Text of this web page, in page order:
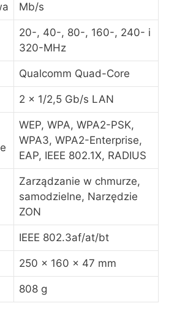
Mb/s
20-, 40-, 80-, 160-, 240- i
320-MHz
Qualcomm Quad-Core
2 x 1/2,5 Gb/s LAN
WEP, WPA, WPA2-PSK,
WPA3, WPA2-Enterprise,
EAP, IEEE 802.1X, RADIUS
Zarządzanie w chmurze,
samodzielne, Narzędzie
ZON
IEEE 802.3af/at/bt
250 x 160 x 47 mm
808 g